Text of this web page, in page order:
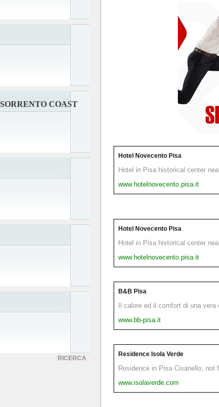
COAST
RICERCA
Hotel Novecento Pisa
Hotel in Pisa historical center
www.hotelnovecento.pisa.it
Hotel Novecento Pisa
Hotel in Pisa historical center
www.hotelnovecento.pisa.it
B&B Pisa
Il calore ed il comfort di una
www.bb-pisa.it
Residence Isola Verde
Residence in Pisa Cisanello, not
www.isolaverde.com